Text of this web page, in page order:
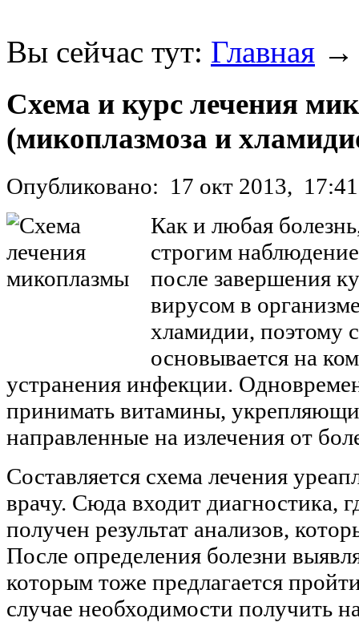
Вы сейчас тут: Главная
Схема и курс лечения
(микоплазмоза и
Опубликовано: 17 окт 2013, 17:41
Как и любая
строгим
после завершения
вирусом в
хламидии, поэтому
основывается на
устранения инфекции.
принимать витамины,
направленные на излечения от
Составляется схема лечения
врачу. Сюда входит диагностика,
получен результат анализов,
После определения болезни
которым тоже предлагается
случае необходимости получить